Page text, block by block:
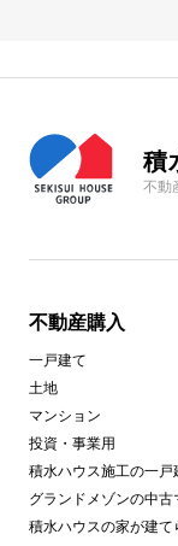
積
不動
不動産購入
一戸建て
土地
マンション
投資・事業用
積水ハウス施工の一戸
グランドメゾンの中古
積水ハウスの家が建て